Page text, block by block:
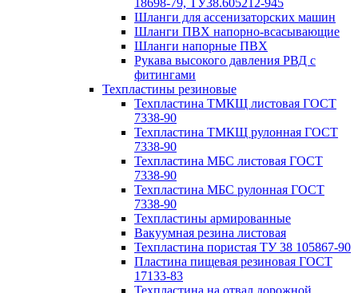
18698-79, ТУ38.605212-945
Шланги для ассенизаторских машин
Шланги ПВХ напорно-всасывающие
Шланги напорные ПВХ
Рукава высокого давления РВД с
фитингами
Техпластины резиновые
Техпластина ТМКЩ листовая ГОСТ
7338-90
Техпластина ТМКЩ рулонная ГОСТ
7338-90
Техпластина МБС листовая ГОСТ
7338-90
Техпластина МБС рулонная ГОСТ
7338-90
Техпластины армированные
Вакуумная резина листовая
Техпластина пористая ТУ 38 105867-90
Пластина пищевая резиновая ГОСТ
17133-83
Техпластина на отвал дорожной